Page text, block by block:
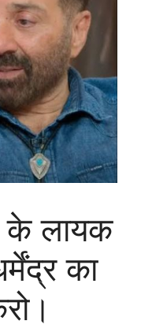
के लायक
का